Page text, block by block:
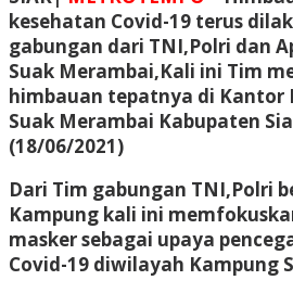
kesehatan Covid-19 terus
gabungan dari TNI,Polri dan
Suak Merambai,Kali ini Tim
himbauan tepatnya di Kantor
Suak Merambai Kabupaten
(18/06/2021)
Dari Tim gabungan TNI,Polri
Kampung kali ini
masker sebagai upaya
Covid-19 diwilayah Kampung